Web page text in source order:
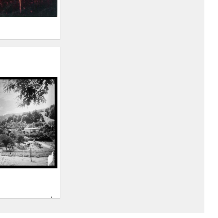
fond le
Marius
1893 –
Company
À